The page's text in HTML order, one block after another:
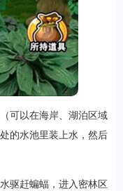
可以在海岸、湖泊区域
的水池里装上水，然后
驱赶蝙蝠，进入密林区